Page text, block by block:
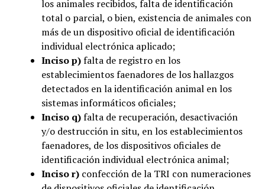
los animales recibidos, falta de identificación
total o parcial, o bien, existencia de animales con
más de un dispositivo oficial de identificación
individual electrónica aplicado;
Inciso p)falta de registro en los
establecimientos faenadores de los hallazgos
detectados en la identificación animal en los
sistemas informáticos oficiales;
Inciso q)falta de recuperación, desactivación
y/o destrucción in situ, en los establecimientos
faenadores, de los dispositivos oficiales de
identificación individual electrónica animal;
Inciso r) confección de la TRI con numeraciones